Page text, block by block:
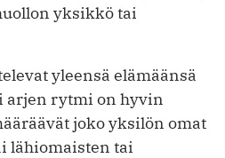
yksikkö tai
yleensä elämäänsä
arjen rytmi on hyvin
joko yksilön omat
lähiomaisten tai